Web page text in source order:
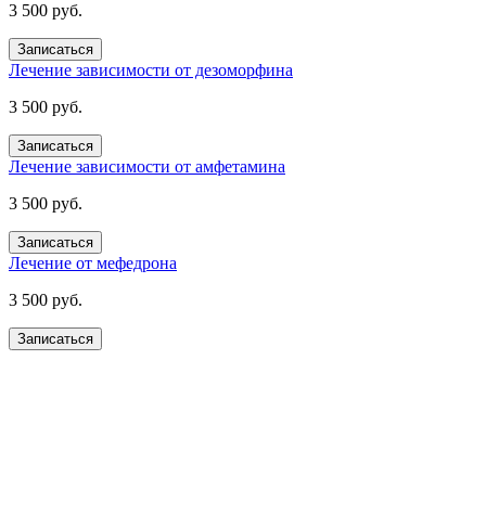
3 500 руб.
Записаться
Лечение зависимости от дезоморфина
3 500 руб.
Записаться
Лечение зависимости от амфетамина
3 500 руб.
Записаться
Лечение от мефедрона
3 500 руб.
Записаться